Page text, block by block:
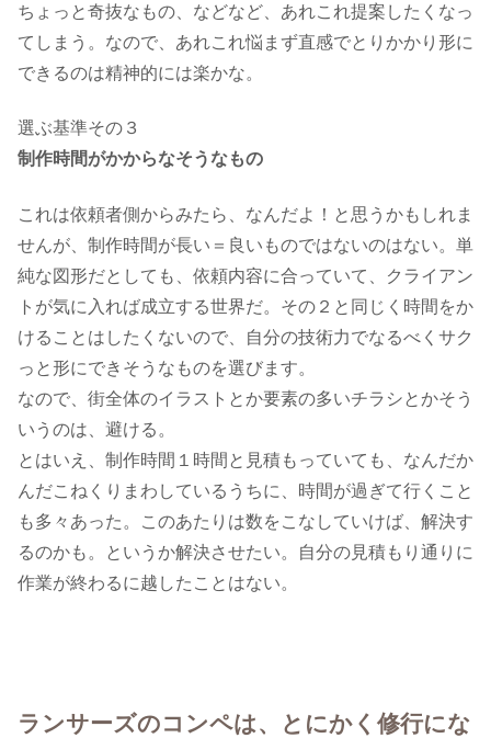
ちょっと奇抜なもの、などなど、あれこれ提案したくなっ
てしまう。なので、あれこれ悩まず直感でとりかかり形に
できるのは精神的には楽かな。
選ぶ基準その３
制作時間がかからなそうなもの
これは依頼者側からみたら、なんだよ！と思うかもしれま
せんが、制作時間が長い＝良いものではないのはない。単
純な図形だとしても、依頼内容に合っていて、クライアン
トが気に入れば成立する世界だ。その２と同じく時間をか
けることはしたくないので、自分の技術力でなるべくサク
っと形にできそうなものを選びます。
なので、街全体のイラストとか要素の多いチラシとかそう
いうのは、避ける。
とはいえ、制作時間１時間と見積もっていても、なんだか
んだこねくりまわしているうちに、時間が過ぎて行くこと
も多々あった。このあたりは数をこなしていけば、解決す
るのかも。というか解決させたい。自分の見積もり通りに
作業が終わるに越したことはない。
ランサーズのコンペは、とにかく修行にな